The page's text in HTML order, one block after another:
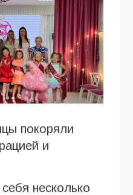
покоряли
и
несколько